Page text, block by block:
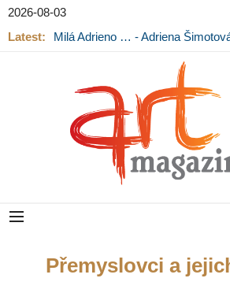
2026-08-03
Latest:
Milá Adrieno … - Adriena
Přemyslovci a